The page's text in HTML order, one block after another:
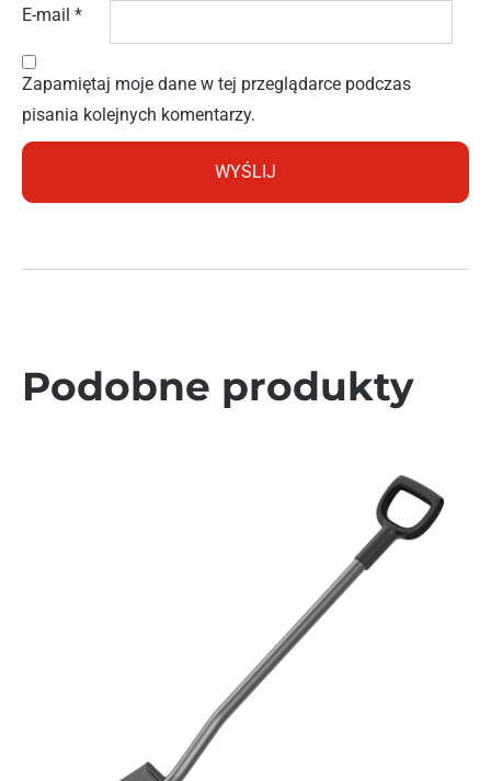
E-mail *
Zapamiętaj moje dane w tej przeglądarce podczas
pisania kolejnych komentarzy.
Podobne produkty